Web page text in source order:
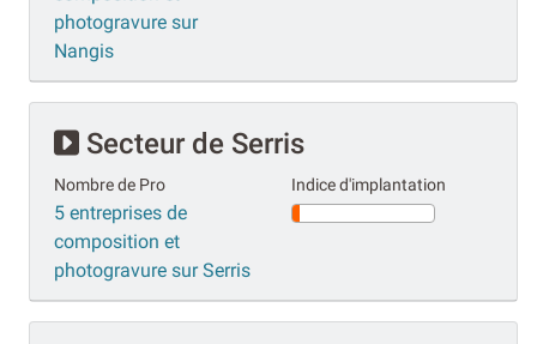
photogravure sur
Nangis
Secteur de Serris
Nombre de Pro
5 entreprises de
composition et
photogravure sur Serris
Indice d'implantation